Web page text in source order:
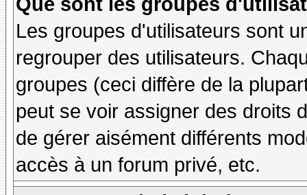
Les groupes d'utilisateurs sont
regrouper des utilisateurs.
groupes (ceci diffère de la
peut se voir assigner des droits
de gérer aisément différents
accès à un forum privé, etc.